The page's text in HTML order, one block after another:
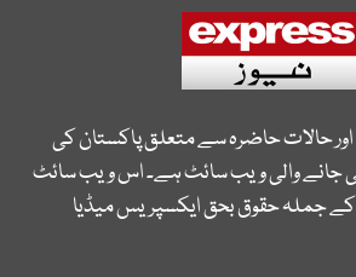
حالات حاضرہ سے متعلق پاکستان کی
جانے والی ویب سائٹ ہے۔ اس ویب سائٹ
کے جملہ حقوق بحق ایکسپریس میڈیا